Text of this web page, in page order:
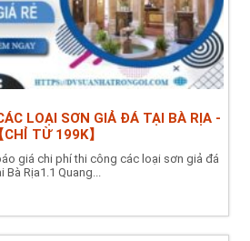
LOẠI SƠN GIẢ ĐÁ TẠI BÀ RỊA -
【CHỈ TỪ 199K】
giá chi phí thi công các loại sơn giả đá
Bà Rịa1.1 Quang...